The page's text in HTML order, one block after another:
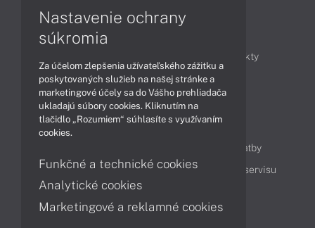
Produkty
Technológie
Videá
Obsah
Možnosti doručenia a platby
Podpora a servis
Servisné služby Cenník servisu
Kontakty
Nastavenie ochrany
súkromia
Za účelom zlepšenia užívateľského zážitku a
poskytovaných služieb na našej stránke a
marketingové účely sa do Vášho prehliadača
ukladajú súbory cookies. Kliknutím na
tlačidlo „Rozumiem“ súhlasíte s využívaním
cookies.
Funkčné a technické cookies
Analytické cookies
Marketingové a reklamné cookies